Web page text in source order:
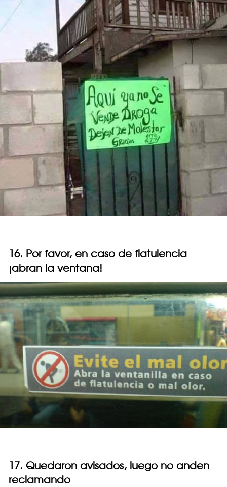
16. Por favor, en caso de flatulencia
¡abran la ventana!
17. Quedaron avisados, luego no anden
reclamando